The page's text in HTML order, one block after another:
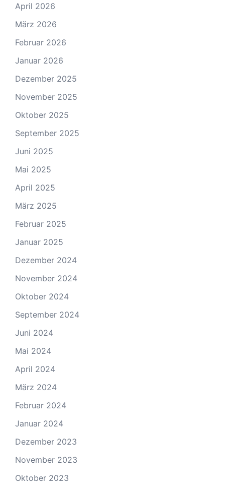
April 2026
März 2026
Februar 2026
Januar 2026
Dezember 2025
November 2025
Oktober 2025
September 2025
Juni 2025
Mai 2025
April 2025
März 2025
Februar 2025
Januar 2025
Dezember 2024
November 2024
Oktober 2024
September 2024
Juni 2024
Mai 2024
April 2024
März 2024
Februar 2024
Januar 2024
Dezember 2023
November 2023
Oktober 2023